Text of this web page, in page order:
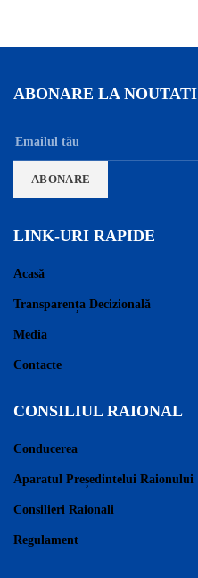
ABONARE LA NOUTATI
LINK-URI RAPIDE
Acasă
Transparența Decizională
Media
Contacte
CONSILIUL RAIONAL
Conducerea
Aparatul Președintelui Raionului
Consilieri Raionali
Regulament